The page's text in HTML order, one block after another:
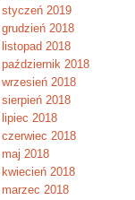
styczeń 2019
grudzień 2018
listopad 2018
październik 2018
wrzesień 2018
sierpień 2018
lipiec 2018
czerwiec 2018
maj 2018
kwiecień 2018
marzec 2018